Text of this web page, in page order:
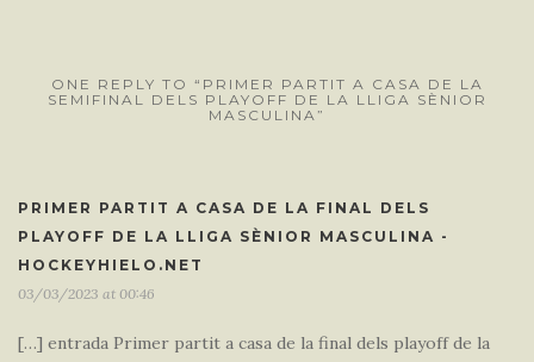
ONE REPLY TO “PRIMER PARTIT A CASA DE LA
SEMIFINAL DELS PLAYOFF DE LA LLIGA SÈNIOR
MASCULINA”
PRIMER PARTIT A CASA DE LA FINAL DELS
PLAYOFF DE LA LLIGA SÈNIOR MASCULINA -
HOCKEYHIELO.NET
03/03/2023 at 00:46
[…] entrada Primer partit a casa de la final dels playoff de la